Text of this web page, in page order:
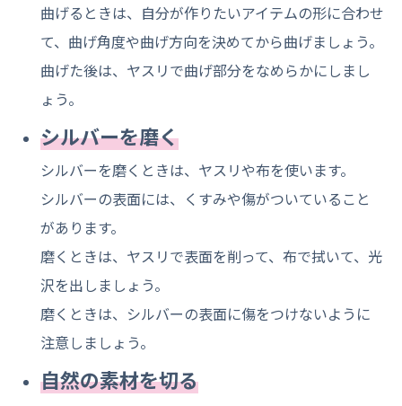
曲げるときは、自分が作りたいアイテムの形に合わせ
て、曲げ角度や曲げ方向を決めてから曲げましょう。
曲げた後は、ヤスリで曲げ部分をなめらかにしまし
ょう。
シルバーを磨く
シルバーを磨くときは、ヤスリや布を使います。
シルバーの表面には、くすみや傷がついていること
があります。
磨くときは、ヤスリで表面を削って、布で拭いて、光
沢を出しましょう。
磨くときは、シルバーの表面に傷をつけないように
注意しましょう。
自然の素材を切る